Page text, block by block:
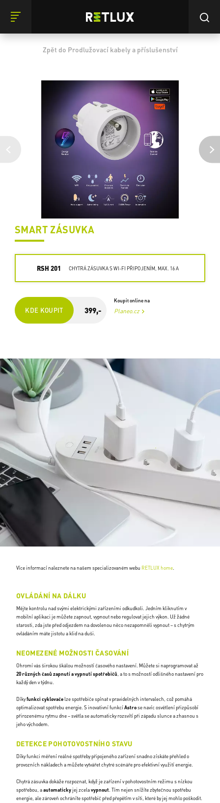
Zpět do Prodlužovací kabely a příslušenství
SMART ZÁSUVKA
RSH 201 CHYTRÁ ZÁSUVKA S WI-FI PŘIPOJENÍM, MAX. 16 A
KDE KOUPIT 399,-
Koupit online na
Planeo.cz
Více informací naleznete na našem specializovaném webu RETLUX home
OVLÁDÁNÍ NA DÁLKU
Mějte kontrolu nad svými elektrickými zařízeními odkudkoli. Jedním kliknutím v
mobilní aplikaci je můžete zapnout, vypnout nebo regulovat jejich výkon. Už žádné
starosti, zda jste před odjezdem na dovolenou něco nezapomněli vypnout – s chytrým
ovládáním máte jistotu a klid na duši.
NEOMEZENÉ MOŽNOSTI ČASOVÁNÍ
Ohromí vás širokou škálou možností časového nastavení. Můžete si naprogramovat až
20 různých časů zapnutí a vypnutí spotřebičů , a to s možností odlišného nastavení pro
každý den v týdnu.
Díkyfunkci cyklovačelze spotřebiče spínat v pravidelných intervalech, což pomáhá
optimalizovat spotřebu energie. S inovativní funkcíAstrose navíc osvětlení přizpůsobí
přirozenému rytmu dne – světla se automaticky rozsvítí při západu slunce a zhasnou s
jeho východem.
DETEKCE POHOTOVOSTNÍHO STAVU
Díky funkci měření reálné spotřeby připojeného zařízení snadno získáte přehled o
provozních nákladech a můžete vytvářet chytré scénáře pro efektivní využití energie.
Chytrá zásuvka dokáže rozpoznat, když je zařízení v pohotovostním režimu s nízkou
spotřebou, aautomatickyjej zcelavypnout . Tím nejen snížíte zbytečnou spotřebu
energie, ale zároveň ochráníte spotřebič před přepětím v síti, které by jej mohlo poškodit.